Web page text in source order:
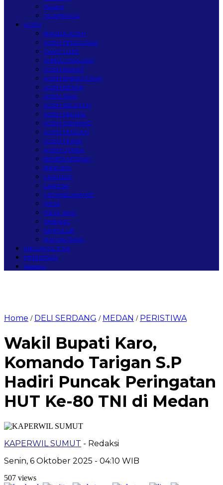
Wisata
OLAHRAGA
ACEH
BANDA ACEH
ACEH TENGGARA
GAYO LUES
SUBULUSSALAM
ACEH BARAT
ACEH BARAT DAYA
ACEH BESAR
ACEH JAYA
ACEH SELATAN
ACEH SINGKIL
ACEH TAMIANG
ACEH TENGAH
ACEH TIMUR
ACEH UTARA
BENER MERIAH
BIREUEN
LANGKAT
LANGSA
LHOKSEUMAWE
PIDIE
PIDIE JAYA
SABANG
SIMEULUE
NAGAN RAYA
MEGAPOLITAN
PERISTIWA
Redaksi
Home / DELI SERDANG / MEDAN / PERISTIWA
Wakil Bupati Karo,
Komando Tarigan S.P
Hadiri Puncak Peringatan
HUT Ke-80 TNI di Medan
KAPERWIL SUMUT - Redaksi
Senin, 6 Oktober 2025 - 04:10 WIB
507 views